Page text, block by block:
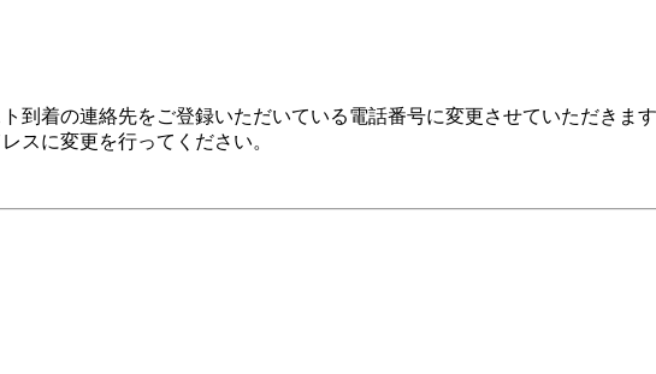
着の連絡先をご登録いただいている電話番号に変更させていただきます
スに変更を行ってください。